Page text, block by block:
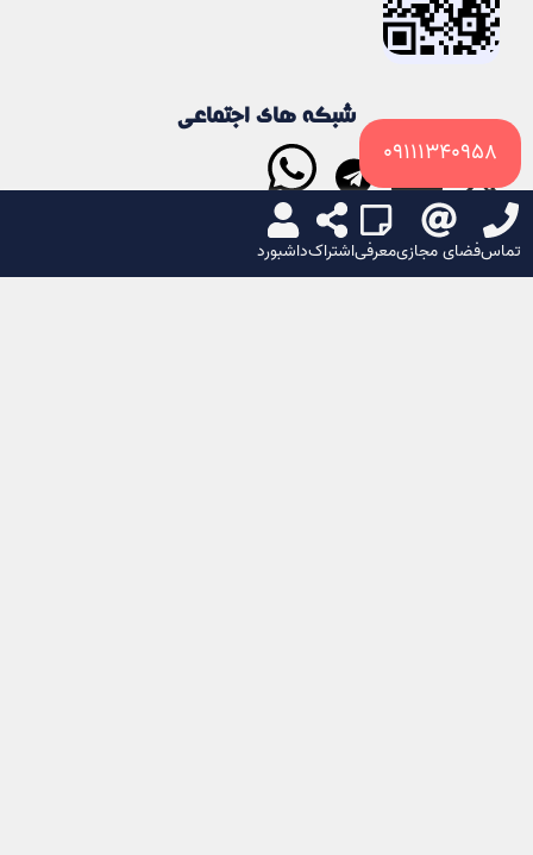
تماسفضای مجازیمعرفیاشتراکداشبورد
09111340958
شبکه های اجتماعی
ایکس لینکدین تلگرام
واتساپ
یا